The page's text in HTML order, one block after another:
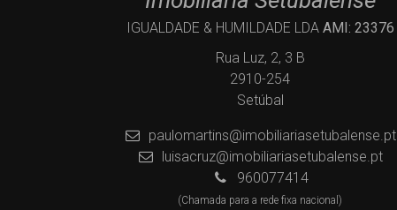
IGUALDADE & HUMILDADE LDA AMI: 23376
Rua Luz, 2, 3 B
2910-254
Setúbal
paulomartins@imobiliariasetubalense.pt
luisacruz@imobiliariasetubalense.pt
960077414
(Chamada para a rede fixa nacional)